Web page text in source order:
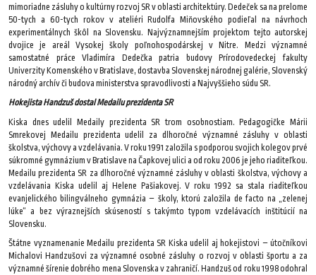
mimoriadne zásluhy o kultúrny rozvoj SR v oblasti architektúry. Dedeček sa na prelome
50-tych a 60-tych rokov v ateliéri Rudolfa Miňovského podieľal na návrhoch
experimentálnych škôl na Slovensku. Najvýznamnejším projektom tejto autorskej
dvojice je areál Vysokej školy poľnohospodárskej v Nitre. Medzi významné
samostatné práce Vladimíra Dedečka patria budovy Prírodovedeckej fakulty
Univerzity Komenského v Bratislave, dostavba Slovenskej národnej galérie, Slovenský
národný archív či budova ministerstva spravodlivosti a Najvyššieho súdu SR.
Hokejista Handzuš dostal Medailu prezidenta SR
Kiska dnes udelil Medaily prezidenta SR trom osobnostiam. Pedagogičke Márii
Smrekovej Medailu prezidenta udelil za dlhoročné významné zásluhy v oblasti
školstva, výchovy a vzdelávania. V roku 1991 založila s podporou svojich kolegov prvé
súkromné gymnázium v Bratislave na Čapkovej ulici a od roku 2006 je jeho riaditeľkou.
Medailu prezidenta SR za dlhoročné významné zásluhy v oblasti školstva, výchovy a
vzdelávania Kiska udelil aj Helene Pašiakovej. V roku 1992 sa stala riaditeľkou
evanjelického bilingválneho gymnázia – školy, ktorú založila de facto na „zelenej
lúke“ a bez výraznejších skúseností s takýmto typom vzdelávacích inštitúcií na
Slovensku.
Štátne vyznamenanie Medailu prezidenta SR Kiska udelil aj hokejistovi – útočníkovi
Michalovi Handzušovi za významné osobné zásluhy o rozvoj v oblasti športu a za
významné šírenie dobrého mena Slovenska v zahraničí. Handzuš od roku 1998 odohral